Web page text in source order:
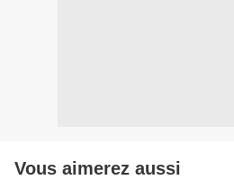
Vous aimerez aussi